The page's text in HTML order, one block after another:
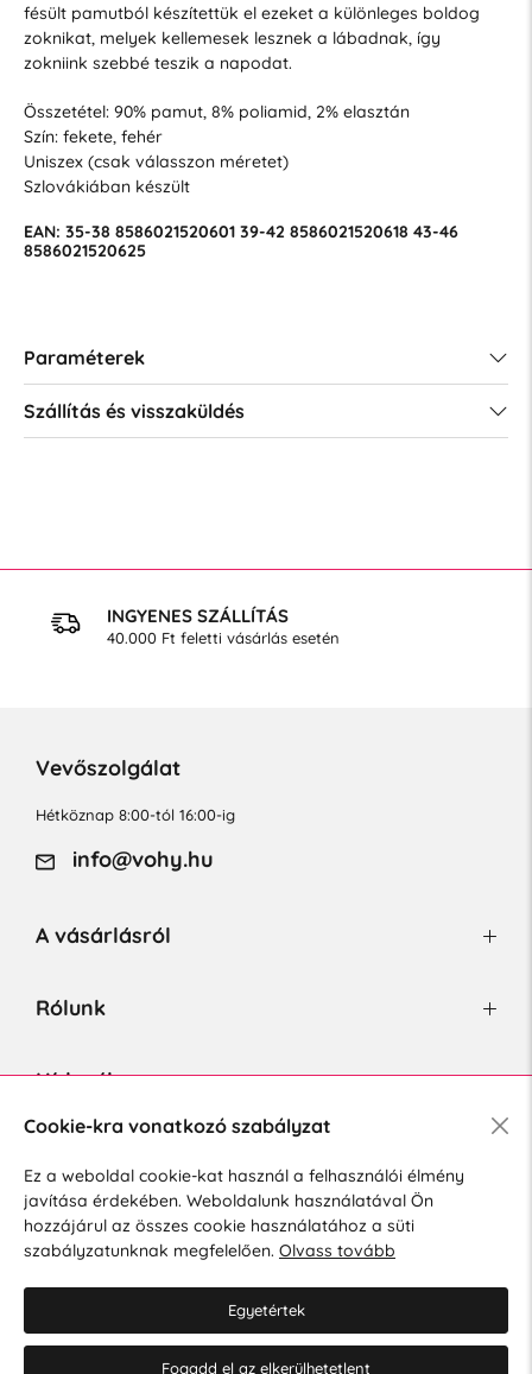
fésült pamutból készítettük el ezeket a különleges boldog
zoknikat, melyek kellemesek lesznek a lábadnak, így
zokniink szebbé teszik a napodat.
Összetétel: 90% pamut, 8% poliamid, 2% elasztán
Szín: fekete, fehér
Uniszex (csak válasszon méretet)
Szlovákiában készült
EAN: 35-38 8586021520601 39-42 8586021520618 43-46
8586021520625
Paraméterek
Szállítás és visszaküldés
INGYENES SZÁLLÍTÁS
40.000 Ft feletti vásárlás esetén
Vevőszolgálat
Hétköznap 8:00-tól 16:00-ig
info@vohy.hu
A vásárlásról
Rólunk
Hírlevél
Hozzájárulok a személyes adatok marketing célú kezeléséhez.
Személyes adatok védelmére vonatkozó szabályzat.
Cookie-kra vonatkozó szabályzat
Ez a weboldal cookie-kat használ a felhasználói élmény
javítása érdekében. Weboldalunk használatával Ön
hozzájárul az összes cookie használatához a süti
szabályzatunknak megfelelően. Olvass tovább
Egyetértek
Fogadd el az elkerülhetetlent